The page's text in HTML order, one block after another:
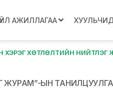
АЖИЛЛАГАА
ХЭРЭГ ХӨТЛӨЛТИЙН НИЙТЛЭГ
ЖУРАМ”-ЫН ТАНИЛЦУУЛГА